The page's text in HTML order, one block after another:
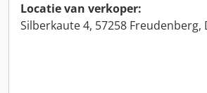
Locatie van verkoper:
Silberkaute 4, 57258 Freudenberg,